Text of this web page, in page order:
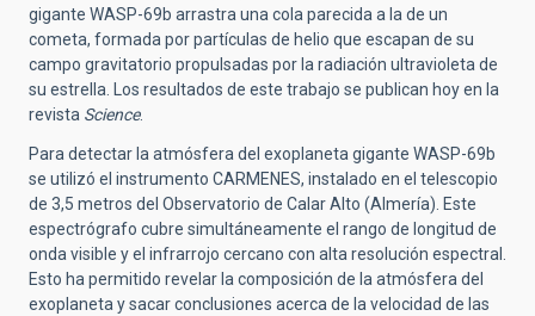
gigante WASP-69b arrastra una cola parecida a la de un
cometa, formada por partículas de helio que escapan de su
campo gravitatorio propulsadas por la radiación ultravioleta de
su estrella. Los resultados de este trabajo se publican hoy en la
revista Science.
Para detectar la atmósfera del exoplaneta gigante WASP-69b
se utilizó el instrumento CARMENES, instalado en el telescopio
de 3,5 metros del Observatorio de Calar Alto (Almería). Este
espectrógrafo cubre simultáneamente el rango de longitud de
onda visible y el infrarrojo cercano con alta resolución espectral.
Esto ha permitido revelar la composición de la atmósfera del
exoplaneta y sacar conclusiones acerca de la velocidad de las